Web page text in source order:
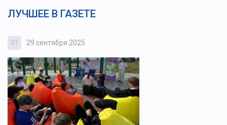
ЛУЧШЕЕ В ГАЗЕТЕ
01 29 сентября 2025